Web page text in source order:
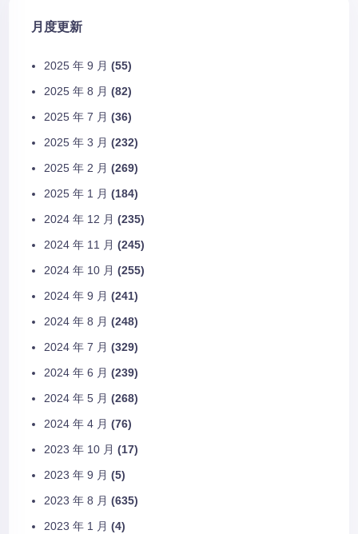
月度更新
2025 年 9 月 (55)
2025 年 8 月 (82)
2025 年 7 月 (36)
2025 年 3 月 (232)
2025 年 2 月 (269)
2025 年 1 月 (184)
2024 年 12 月 (235)
2024 年 11 月 (245)
2024 年 10 月 (255)
2024 年 9 月 (241)
2024 年 8 月 (248)
2024 年 7 月 (329)
2024 年 6 月 (239)
2024 年 5 月 (268)
2024 年 4 月 (76)
2023 年 10 月 (17)
2023 年 9 月 (5)
2023 年 8 月 (635)
2023 年 1 月 (4)